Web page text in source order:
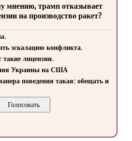
мнению, трамп отказывает
на производство ракет?
эскалацию конфликта.
лицензии.
Украины на США
поведения такая: обещать и